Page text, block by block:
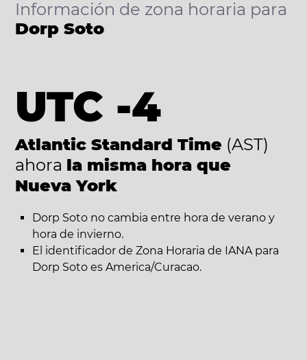
Información de zona horaria para
Dorp Soto
UTC -4
Atlantic Standard Time (AST)
ahora la misma hora que
Nueva York
Dorp Soto no cambia entre hora de verano y
hora de invierno.
El identificador de Zona Horaria de IANA para
Dorp Soto es America/Curacao.